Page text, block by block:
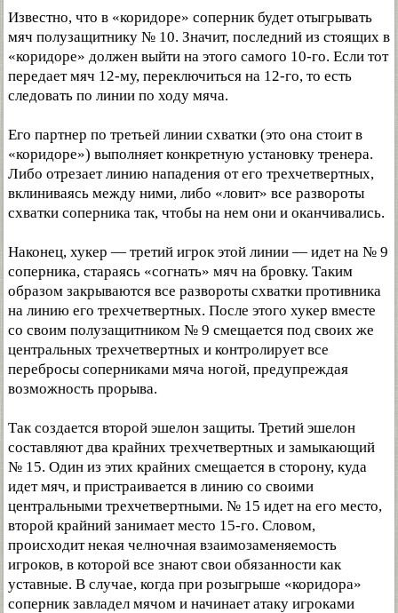
Известно, что в «коридоре» соперник будет отыгрывать
мяч полузащитнику № 10. Значит, последний из стоящих в
«коридоре» должен выйти на этого самого 10-го. Если тот
передает мяч 12-му, переключиться на 12-го, то есть
следовать по линии по ходу мяча.
Его партнер по третьей линии схватки (это она стоит в
«коридоре») выполняет конкретную установку тренера.
Либо отрезает линию нападения от его трехчетвертных,
вклиниваясь между ними, либо «ловит» все развороты
схватки соперника так, чтобы на нем они и оканчивались.
Наконец, хукер — третий игрок этой линии — идет на № 9
соперника, стараясь «согнать» мяч на бровку. Таким
образом закрываются все развороты схватки противника
на линию его трехчетвертных. После этого хукер вместе
со своим полузащитником № 9 смещается под своих же
центральных трехчетвертных и контролирует все
перебросы соперниками мяча ногой, предупреждая
возможность прорыва.
Так создается второй эшелон защиты. Третий эшелон
составляют два крайних трехчетвертных и замыкающий
№ 15. Один из этих крайних смещается в сторону, куда
идет мяч, и пристраивается в линию со своими
центральными трехчетвертными. № 15 идет на его место,
второй крайний занимает место 15-го. Словом,
происходит некая челночная взаимозаменяемость
игроков, в которой все знают свои обязанности как
уставные. В случае, когда при розыгрыше «коридора»
соперник завладел мячом и начинает атаку игроками